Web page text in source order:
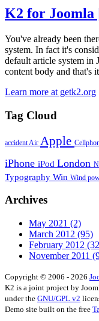
K2 for Joomla
You've already been
system. In fact it's
default article system in
content body and that's
Learn more at getk2.org
Tag Cloud
accident Air Apple
iPhone iPod London
Typography Win Wind
Archives
May 2021 (2)
March 2012 (95)
February 2012
November 2011
Copyright © 2006 - 2026
K2 is a joint project by
under the GNU/GPL v2
Demo site built on the free